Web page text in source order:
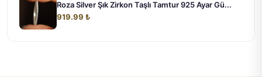
Roza Silver Şık Zirkon Taşlı Tamtur 925 Ayar Gü...
919.99 ₺